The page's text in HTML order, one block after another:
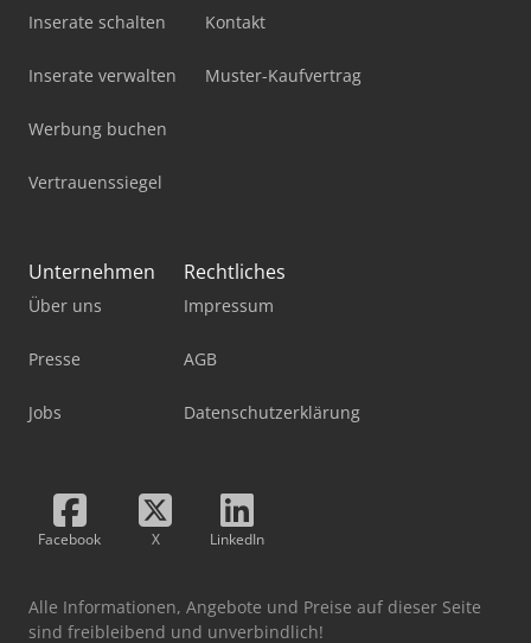
Inserate schalten
Inserate verwalten
Werbung buchen
Vertrauenssiegel
Kontakt
Muster-Kaufvertrag
Unternehmen
Über uns
Presse
Jobs
Rechtliches
Impressum
AGB
Datenschutzerklärung
Facebook X LinkedIn
Alle Informationen, Angebote und Preise auf dieser Seite
sind freibleibend und unverbindlich!